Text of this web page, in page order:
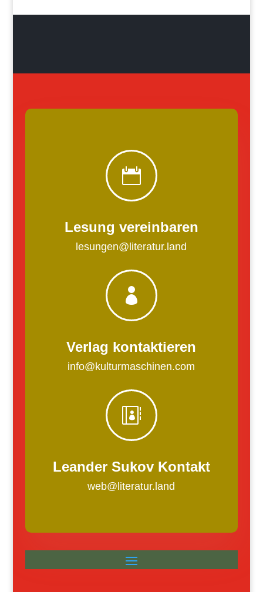

Lesung vereinbaren
lesungen@literatur.land

Verlag kontaktieren
info@kulturmaschinen.com

Leander Sukov Kontakt
web@literatur.land